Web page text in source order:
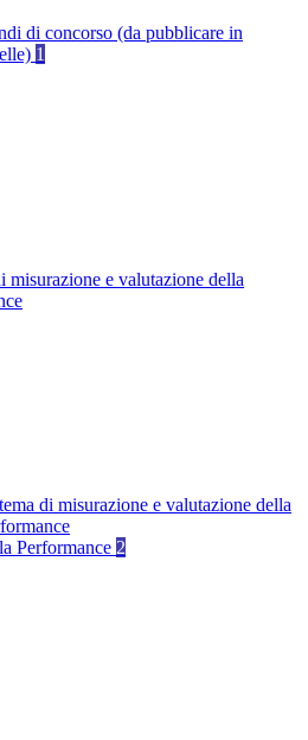
di concorso (da pubblicare in
1
misurazione e valutazione della
di misurazione e valutazione della
Performance 2